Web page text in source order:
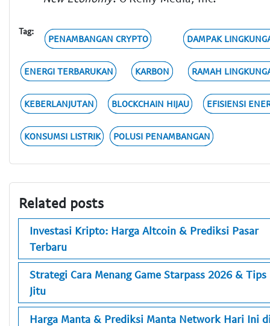
Tag:
PENAMBANGAN CRYPTO DAMPAK
ENERGI TERBARUKAN KARBON RAMAH
KEBERLANJUTAN BLOCKCHAIN HIJAU EFISIENSI
KONSUMSI LISTRIK POLUSI PENAMBANGAN
Related posts
Investasi Kripto: Harga Altcoin & Prediksi Pasar
Terbaru
Strategi Cara Menang Game Starpass 2026 & Tips
Jitu
Harga Manta & Prediksi Manta Network Hari Ini